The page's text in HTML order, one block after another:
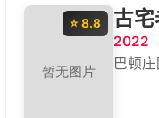
⭐ 8.8 古
2022
巴顿